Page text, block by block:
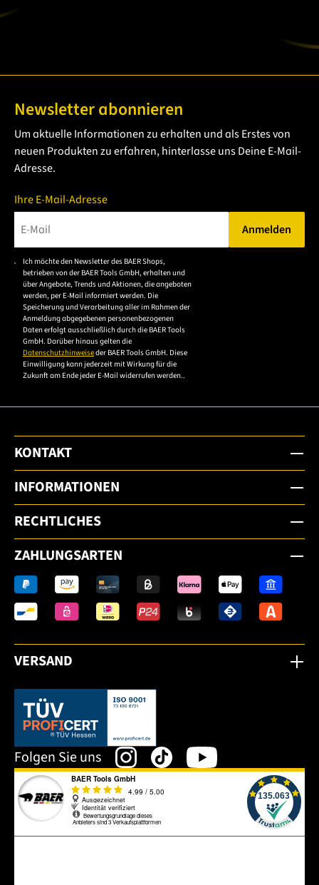
Newsletter abonnieren
Um aktuelle Informationen zu erhalten und als Erstes von
neuen Produkten zu erfahren, hinterlasse uns Deine E-Mail-
Adresse.
Ihre E-Mail-Adresse
Bitte geben Sie eine gültige E-Mail-Adresse ein.
Anmelden
Ich möchte den Newsletter des BAER Shops,
betrieben von der BAER Tools GmbH, erhalten und
über Angebote, Trends und Aktionen, die angeboten
werden, per E-Mail informiert werden. Die
Speicherung und Verarbeitung aller im Rahmen der
Anmeldung abgegebenen personenbezogenen
Daten erfolgt ausschließlich durch die BAER Tools
GmbH. Darüber hinaus gelten die
Datenschutzhinweiseder BAER Tools GmbH. Diese
Einwilligung kann jederzeit mit Wirkung für die
Zukunft am Ende jeder E-Mail widerrufen werden..
KONTAKT
INFORMATIONEN
RECHTLICHES
ZAHLUNGSARTEN
VERSAND
Dieser Link öffnet sich in einem neuen Tab.
Folgen Sie uns